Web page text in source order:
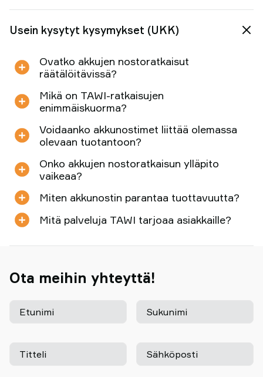
Usein kysytyt kysymykset (UKK)
Ovatko akkujen nostoratkaisut
räätälöitävissä?
Mikä on TAWI-ratkaisujen
enimmäiskuorma?
Voidaanko akkunostimet liittää olemassa
olevaan tuotantoon?
Onko akkujen nostoratkaisun ylläpito
vaikeaa?
Miten akkunostin parantaa tuottavuutta?
Mitä palveluja TAWI tarjoaa asiakkaille?
Ota meihin yhteyttä!
Etunimi Sukunimi
Titteli Sähköposti